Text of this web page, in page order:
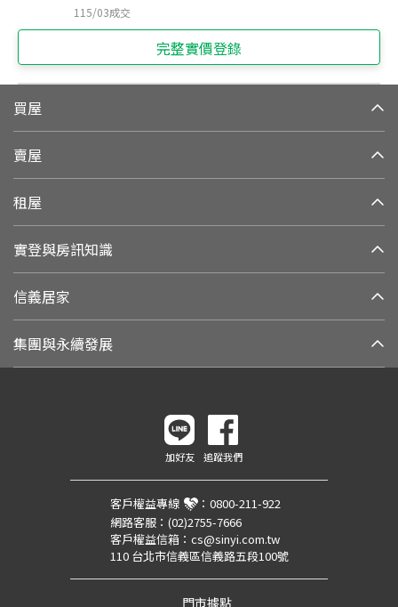
115/03成交
完整實價登錄
買屋
賣屋
租屋
實登與房訊知識
信義居家
集團與永續發展
加好友 追蹤我們
客戶權益專線 ： 0800-211-922
網路客服： (02)2755-7666
客戶權益信箱： cs@sinyi.com.tw
110 台北市信義區信義路五段100號
門市據點